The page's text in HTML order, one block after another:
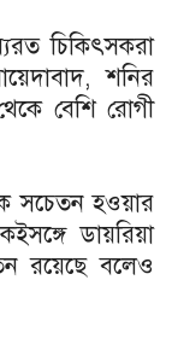
চিকিৎসকরা
শনির
বেশি রোগী
সচেতন হওয়ার
ডায়রিয়া
রয়েছে বলেও